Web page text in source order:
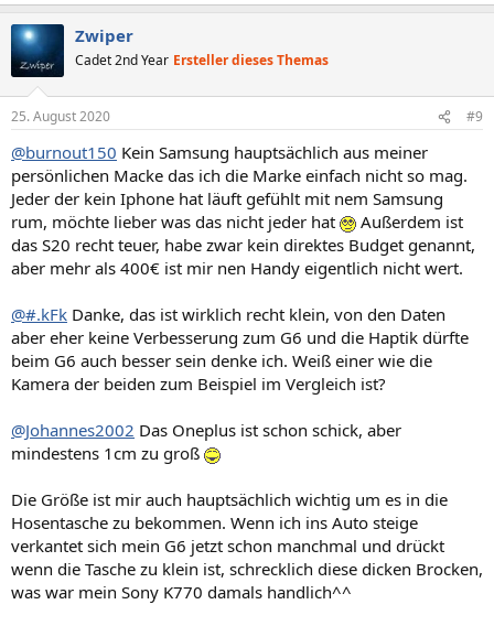
Zwiper
Cadet 2nd Year Ersteller dieses Themas
25. August 2020 #9
@burnout150 Kein Samsung hauptsächlich aus meiner
persönlichen Macke das ich die Marke einfach nicht so mag.
Jeder der kein Iphone hat läuft gefühlt mit nem Samsung
rum, möchte lieber was das nicht jeder hat
Außerdem ist
das S20 recht teuer, habe zwar kein direktes Budget genannt,
aber mehr als 400€ ist mir nen Handy eigentlich nicht wert.
@#.kFk Danke, das ist wirklich recht klein, von den Daten
aber eher keine Verbesserung zum G6 und die Haptik dürfte
beim G6 auch besser sein denke ich. Weiß einer wie die
Kamera der beiden zum Beispiel im Vergleich ist?
@Johannes2002 Das Oneplus ist schon schick, aber
mindestens 1cm zu groß
Die Größe ist mir auch hauptsächlich wichtig um es in die
Hosentasche zu bekommen. Wenn ich ins Auto steige
verkantet sich mein G6 jetzt schon manchmal und drückt
wenn die Tasche zu klein ist, schrecklich diese dicken Brocken,
was war mein Sony K770 damals handlich^^